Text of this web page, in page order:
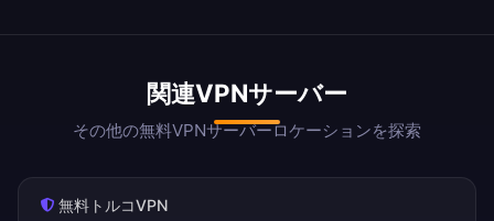
関連VPNサーバー
その他の無料VPNサーバーロケーションを探索
無料トルコVPN